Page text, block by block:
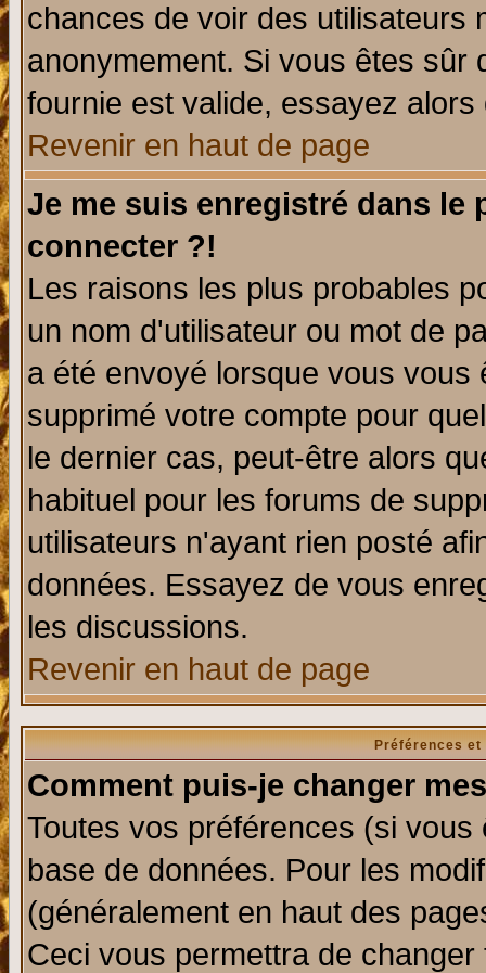
chances de voir des utilisateurs
anonymement. Si vous êtes sûr
fournie est valide, essayez
Revenir en haut de page
Je me suis enregistré dans le
connecter ?!
Les raisons les plus probables
un nom d'utilisateur ou mot de
a été envoyé lorsque vous
supprimé votre compte pour
le dernier cas, peut-être alors
habituel pour les forums de
utilisateurs n'ayant rien posté
données. Essayez de vous
les discussions.
Revenir en haut de page
Préférences
Comment puis-je changer
Toutes vos préférences (si
base de données. Pour les
(généralement en haut des
Ceci vous permettra de